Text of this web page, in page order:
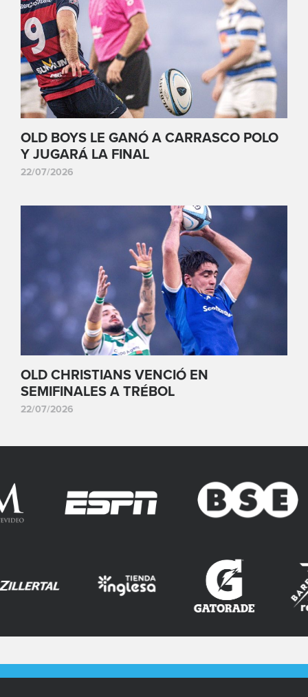
OLD BOYS LE GANÓ A CARRASCO POLO
Y JUGARÁ LA FINAL
22/07/2026
OLD CHRISTIANS VENCIÓ EN
SEMIFINALES A TRÉBOL
22/07/2026